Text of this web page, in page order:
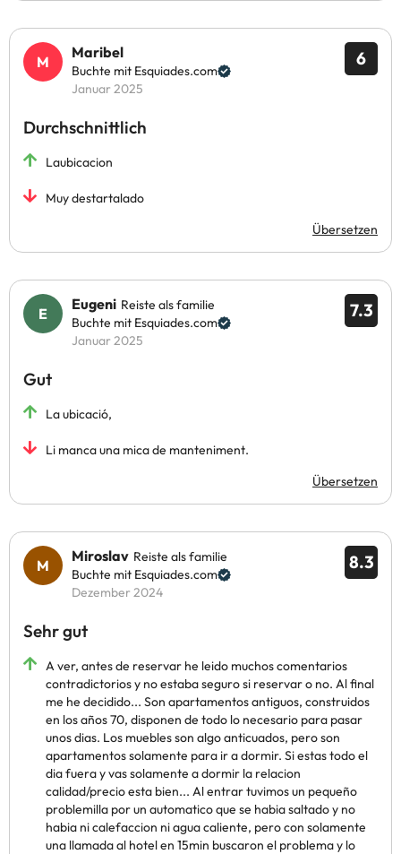
6
Maribel
Buchte mit Esquiades.com
Januar 2025
Durchschnittlich
Laubicacion
Muy destartalado
Übersetzen
7.3
Eugeni Reiste als familie
Buchte mit Esquiades.com
Januar 2025
Gut
La ubicació,
Li manca una mica de manteniment.
Übersetzen
8.3
Miroslav Reiste als familie
Buchte mit Esquiades.com
Dezember 2024
Sehr gut
A ver, antes de reservar he leido muchos comentarios
contradictorios y no estaba seguro si reservar o no. Al final
me he decidido... Son apartamentos antiguos, construidos
en los años 70, disponen de todo lo necesario para pasar
unos dias. Los muebles son algo anticuados, pero son
apartamentos solamente para ir a dormir. Si estas todo el
dia fuera y vas solamente a dormir la relacion
calidad/precio esta bien... Al entrar tuvimos un pequeño
problemilla por un automatico que se habia saltado y no
habia ni calefaccion ni agua caliente, pero con solamente
una llamada al hotel en 15min buscaron el problema y lo